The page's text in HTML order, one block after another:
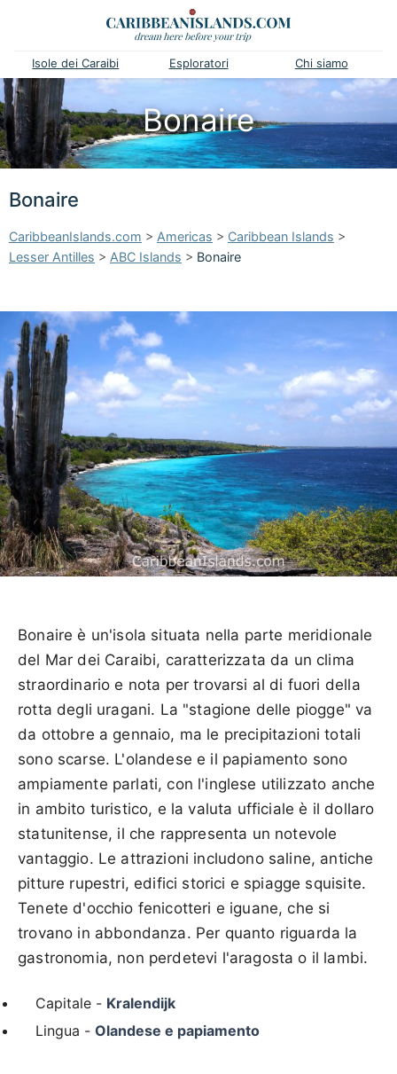
Isole dei Caraibi Esploratori Chi siamo
Bonaire
Bonaire
CaribbeanIslands.com > Americas > Caribbean Islands >
Lesser Antilles > ABC Islands > Bonaire
Bonaire è un'isola situata nella parte meridionale
del Mar dei Caraibi, caratterizzata da un clima
straordinario e nota per trovarsi al di fuori della
rotta degli uragani. La "stagione delle piogge" va
da ottobre a gennaio, ma le precipitazioni totali
sono scarse. L'olandese e il papiamento sono
ampiamente parlati, con l'inglese utilizzato anche
in ambito turistico, e la valuta ufficiale è il dollaro
statunitense, il che rappresenta un notevole
vantaggio. Le attrazioni includono saline, antiche
pitture rupestri, edifici storici e spiagge squisite.
Tenete d'occhio fenicotteri e iguane, che si
trovano in abbondanza. Per quanto riguarda la
gastronomia, non perdetevi l'aragosta o il lambi.
Capitale - Kralendijk
Lingua - Olandese e papiamento